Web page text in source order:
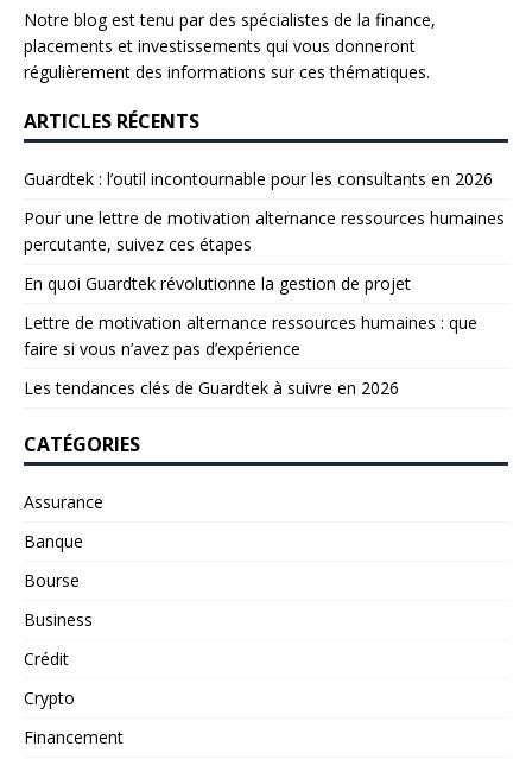
Notre blog est tenu par des spécialistes de la finance,
placements et investissements qui vous donneront
régulièrement des informations sur ces thématiques.
ARTICLES RÉCENTS
Guardtek : l’outil incontournable pour les consultants en 2026
Pour une lettre de motivation alternance ressources humaines
percutante, suivez ces étapes
En quoi Guardtek révolutionne la gestion de projet
Lettre de motivation alternance ressources humaines : que
faire si vous n’avez pas d’expérience
Les tendances clés de Guardtek à suivre en 2026
CATÉGORIES
Assurance
Banque
Bourse
Business
Crédit
Crypto
Financement